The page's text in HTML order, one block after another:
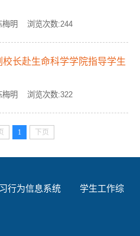
梅明 浏览次数:244
校长赴生命科学学院指导学生
梅明 浏览次数:322
1 下页
行为信息系统 学生工作综